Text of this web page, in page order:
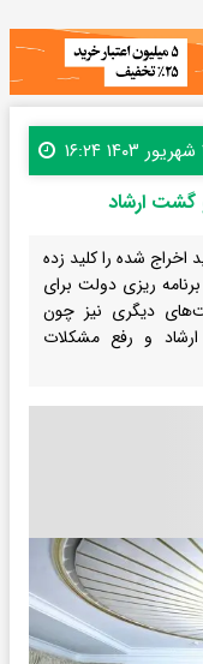
ارشاد
اخراج شده را کلید زده
ریزی دولت برای
دیگری نیز چون
و رفع مشکلات